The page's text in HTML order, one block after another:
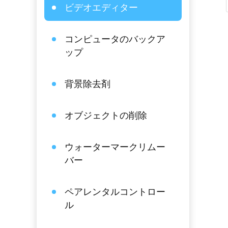
ビデオエディター
コンピュータのバックア
ップ
背景除去剤
オブジェクトの削除
ウォーターマークリムー
バー
ペアレンタルコントロー
ル